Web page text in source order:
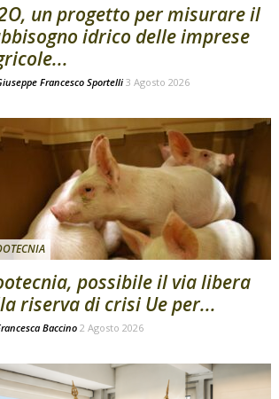
un progetto per misurare il
idrico delle imprese
Francesco Sportelli 3 Agosto 2026
possibile il via libera
riserva di crisi Ue per...
Baccino 2 Agosto 2026